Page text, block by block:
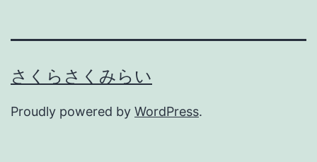
さくらさくみらい
Proudly powered by WordPress.